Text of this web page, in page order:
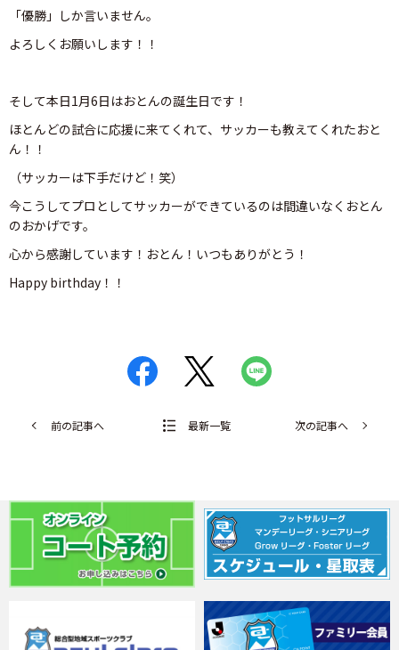
「優勝」しか言いません。
よろしくお願いします！！
そして本日1月6日はおとんの誕生日です！
ほとんどの試合に応援に来てくれて、サッカーも教えてくれたおと
ん！！
（サッカーは下手だけど！笑）
今こうしてプロとしてサッカーができているのは間違いなくおとん
のおかげです。
心から感謝しています！おとん！いつもありがとう！
Happy birthday！！
前の記事へ 最新一覧 次の記事へ